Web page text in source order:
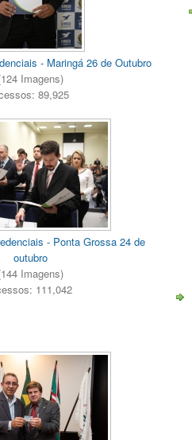
- Maringá 26 de Outubro
Imagens)
89,925
- Ponta Grossa 24 de
outubro
Imagens)
111,042